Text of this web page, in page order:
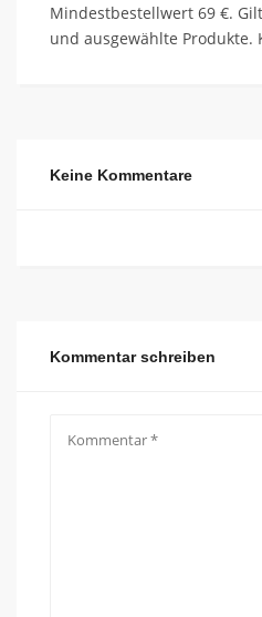
Mindestbestellwert 69 €.
und ausgewählte Produkte.
Keine Kommentare
Kommentar schreiben